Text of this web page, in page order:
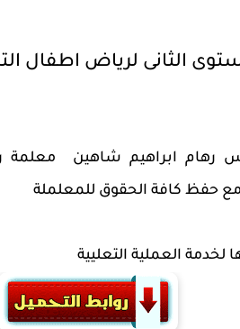
الثانى لرياض اطفال
رهام ابراهيم شاهين معلمة
حفظ كافة الحقوق للمعلملة
العملية التعليية